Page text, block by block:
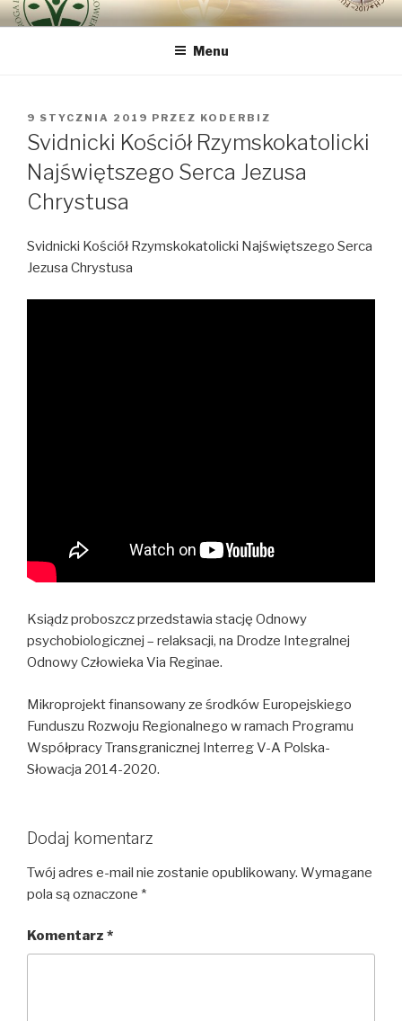
Przeskocz
do
DROGA INTEGRALNEJ
ODNOWY CZŁOWIEKA VIA
bo najważniejszy jest Człowiek
Menu
OPUBLIKOWANE
W
9 STYCZNIA 2019 PRZEZ KODERBIZ
Svidnicki Kościół Rzymskokatolicki
Najświętszego Serca Jezusa
Chrystusa
Svidnicki Kościół Rzymskokatolicki Najświętszego Serca
Jezusa Chrystusa
Ksiądz proboszcz przedstawia stację Odnowy
psychobiologicznej – relaksacji, na Drodze Integralnej
Odnowy Człowieka Via Reginae.
Mikroprojekt finansowany ze środków Europejskiego
Funduszu Rozwoju Regionalnego w ramach Programu
Współpracy Transgranicznej Interreg V-A Polska-
Słowacja 2014-2020.
Dodaj komentarz
Twój adres e-mail nie zostanie opublikowany. Wymagane
pola są oznaczone *
Komentarz *